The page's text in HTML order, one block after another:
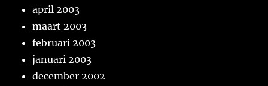
april 2003
maart 2003
februari 2003
januari 2003
december 2002